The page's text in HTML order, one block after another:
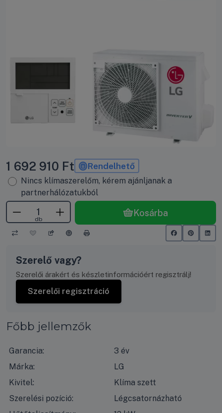
1 692 910 Ft Rendelhető
Nincs klímaszerelőm, kérem ajánljanak a
partnerhálózatukból
db
Kosárba
Szerelő vagy?
Szerelői árakért és készletinformációért regisztrálj!
Szerelői regisztráció
Főbb jellemzők
Garancia:
3 év
Márka:
LG
Kivitel:
Klíma szett
Szerelési pozíció:
Légcsatornázható